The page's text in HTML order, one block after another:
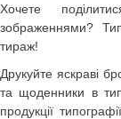
Хочете
зображеннями?
тираж!
Друкуйте яскраві
та щоденники в
продукції типографії